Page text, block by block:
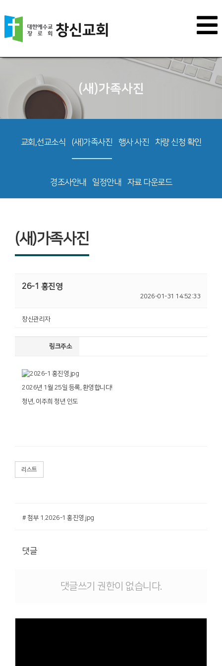
(새)가족사진
교회,선교소식 (새)가족사진 행사 사진 차량 신청 확인
경조사안내 일정안내 자료 다운로드
(새)가족사진
26-1 홍진영
2026-01-31 14:52:33
창신관리자
링크주소
2026년 1월 25일 등록, 환영합니다!
청년, 이주희 청년 인도
리스트
# 첨부 1.2026-1 홍진영.jpg
댓글
댓글쓰기 권한이 없습니다.